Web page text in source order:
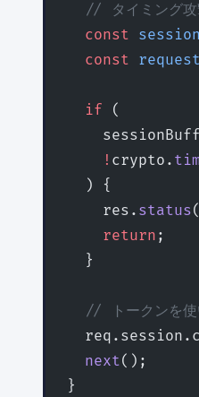
// タイミング攻
  const
  const
  if
(
    !
crypto.
  ) {
    res.
status(
    return
;
  }
// トークンを使
  next
();
}